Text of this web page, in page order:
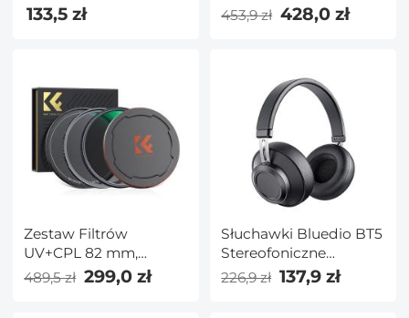
K&f Concept
Kompatybilny Z
Do Mocowania Pentax
645 P645 645D 645N
133,5 zł
Nanopowłoki - Seria
Nano-X
453,9 zł 428,0 zł
Zestaw Filtrów
UV+CPL 82 mm,
HD/Wodoodporny/Odporny
489,5 zł 299,0 zł
Słuchawki Bluedio BT5
Stereofoniczne
słuchawki Bluetooth z
mikrofonem do
226,9 zł 137,9 zł